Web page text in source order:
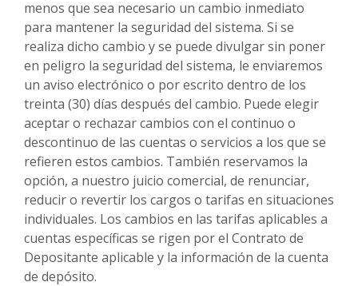
menos que sea necesario un cambio inmediato
para mantener la seguridad del sistema. Si se
realiza dicho cambio y se puede divulgar sin poner
en peligro la seguridad del sistema, le enviaremos
un aviso electrónico o por escrito dentro de los
treinta (30) días después del cambio. Puede elegir
aceptar o rechazar cambios con el continuo o
descontinuo de las cuentas o servicios a los que se
refieren estos cambios. También reservamos la
opción, a nuestro juicio comercial, de renunciar,
reducir o revertir los cargos o tarifas en situaciones
individuales. Los cambios en las tarifas aplicables a
cuentas específicas se rigen por el Contrato de
Depositante aplicable y la información de la cuenta
de depósito.